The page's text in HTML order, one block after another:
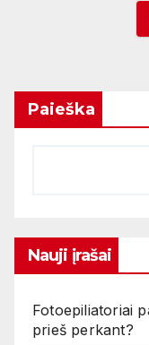
Paieška
Nauji įrašai
Fotoepiliatoriai
prieš perkant?